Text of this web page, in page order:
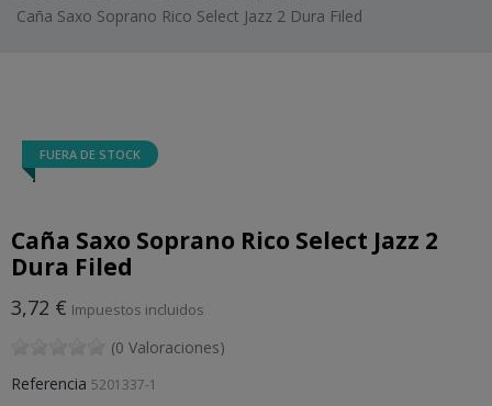
Caña Saxo Soprano Rico Select Jazz 2 Dura Filed
FUERA DE STOCK
Caña Saxo Soprano Rico Select Jazz 2
Dura Filed
3,72 € Impuestos incluidos
(0 Valoraciones)
Referencia 5201337-1